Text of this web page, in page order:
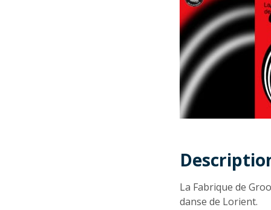
La Fabrique de
danse de Lorient.